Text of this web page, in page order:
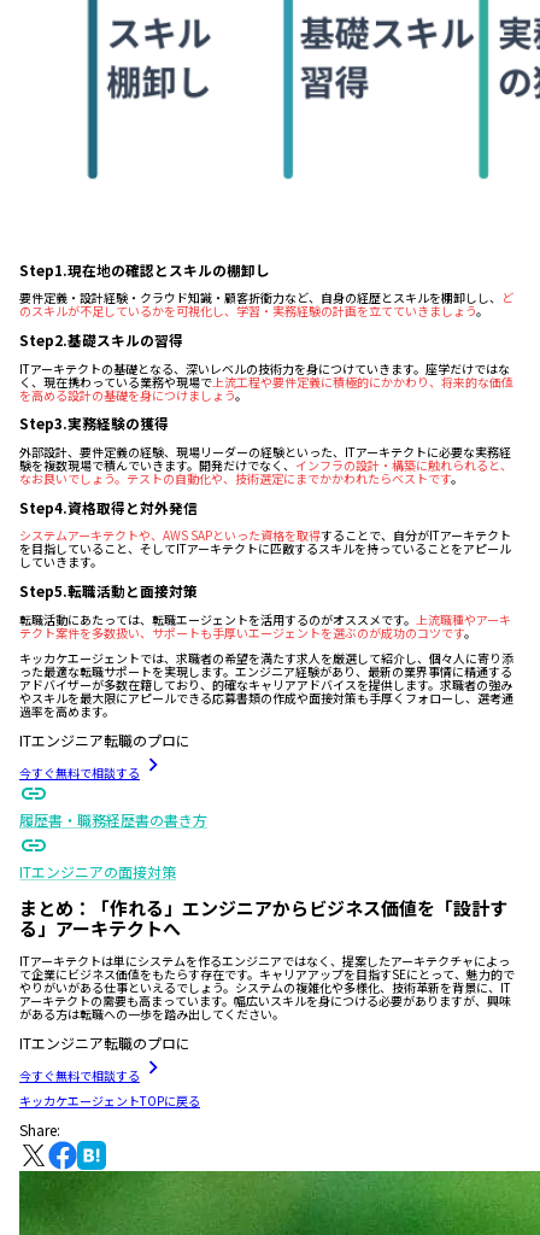
Step1.現在地の確認とスキルの棚卸し
要件定義・設計経験・クラウド知識・顧客折衝力など、自身の経歴とスキルを棚卸しし、 ど
のスキルが不足しているかを可視化し、学習・実務経験の計画を立てていきましょう。
Step2.基礎スキルの習得
ITアーキテクトの基礎となる、深いレベルの技術力を身につけていきます。座学だけではな
く、現在携わっている業務や現場で 上流工程や要件定義に積極的にかかわり、将来的な価値
を高める設計の基礎を身につけましょう。
Step3.実務経験の獲得
外部設計、要件定義の経験、現場リーダーの経験といった、ITアーキテクトに必要な実務経
験を複数現場で積んでいきます。開発だけでなく、 インフラの設計・構築に触れられると、
なお良いでしょう。テストの自動化や、技術選定にまでかかわれたらベストです。
Step4.資格取得と対外発信
システムアーキテクトや、AWS SAPといった資格を取得することで、自分がITアーキテクト
を目指していること、そしてITアーキテクトに匹敵するスキルを持っていることをアピール
していきます。
Step5.転職活動と面接対策
転職活動にあたっては、転職エージェントを活用するのがオススメです。 上流職種やアーキ
テクト案件を多数扱い、サポートも手厚いエージェントを選ぶのが成功のコツです。
キッカケエージェントでは、求職者の希望を満たす求人を厳選して紹介し、個々人に寄り添
った最適な転職サポートを実現します。エンジニア経験があり、最新の業界事情に精通する
アドバイザーが多数在籍しており、的確なキャリアアドバイスを提供します。求職者の強み
やスキルを最大限にアピールできる応募書類の作成や面接対策も手厚くフォローし、選考通
過率を高めます。
ITエンジニア転職のプロに
今すぐ無料で相談する
履歴書・職務経歴書の書き方
ITエンジニアの面接対策
まとめ：「作れる」エンジニアからビジネス価値を「設計す
る」アーキテクトへ
ITアーキテクトは単にシステムを作るエンジニアではなく、提案したアーキテクチャによっ
て企業にビジネス価値をもたらす存在です。キャリアアップを目指すSEにとって、魅力的で
やりがいがある仕事といえるでしょう。システムの複雑化や多様化、技術革新を背景に、IT
アーキテクトの需要も高まっています。幅広いスキルを身につける必要がありますが、興味
がある方は転職への一歩を踏み出してください。
ITエンジニア転職のプロに
今すぐ無料で相談する
キッカケエージェントTOPに戻る
Share: